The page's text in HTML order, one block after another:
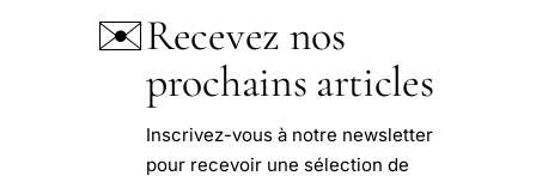
✉️Recevez nos
prochains articles
Inscrivez-vous à notre newsletter
pour recevoir une sélection de